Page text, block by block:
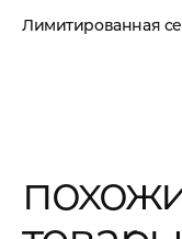
Лимитированная